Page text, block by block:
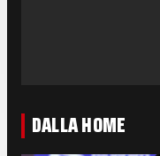
DALLA HOME